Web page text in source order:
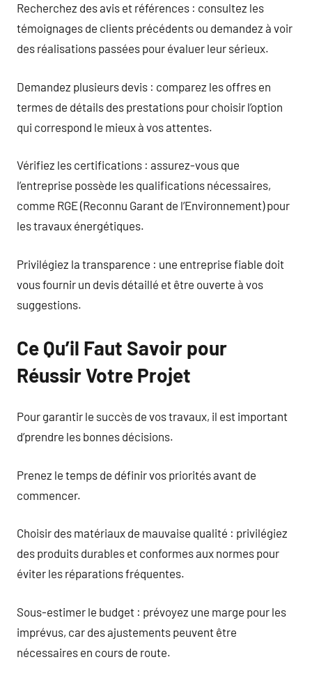
Recherchez des avis et références : consultez les
témoignages de clients précédents ou demandez à voir
des réalisations passées pour évaluer leur sérieux.
Demandez plusieurs devis : comparez les offres en
termes de détails des prestations pour choisir l’option
qui correspond le mieux à vos attentes.
Vérifiez les certifications : assurez-vous que
l’entreprise possède les qualifications nécessaires,
comme RGE (Reconnu Garant de l’Environnement) pour
les travaux énergétiques.
Privilégiez la transparence : une entreprise fiable doit
vous fournir un devis détaillé et être ouverte à vos
suggestions.
Ce Qu’il Faut Savoir pour
Réussir Votre Projet
Pour garantir le succès de vos travaux, il est important
d’prendre les bonnes décisions.
Prenez le temps de définir vos priorités avant de
commencer.
Choisir des matériaux de mauvaise qualité : privilégiez
des produits durables et conformes aux normes pour
éviter les réparations fréquentes.
Sous-estimer le budget : prévoyez une marge pour les
imprévus, car des ajustements peuvent être
nécessaires en cours de route.